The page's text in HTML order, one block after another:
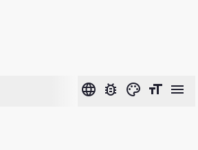
language bug_report color_lens format_size menu